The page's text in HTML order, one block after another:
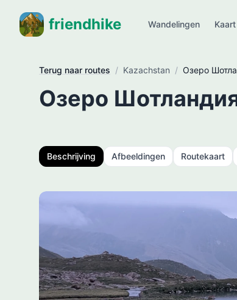
friendhike Wandelingen Kaart
Terug naar routes / Kazachstan / Озеро
Озеро
Beschrijving Afbeeldingen Routekaart